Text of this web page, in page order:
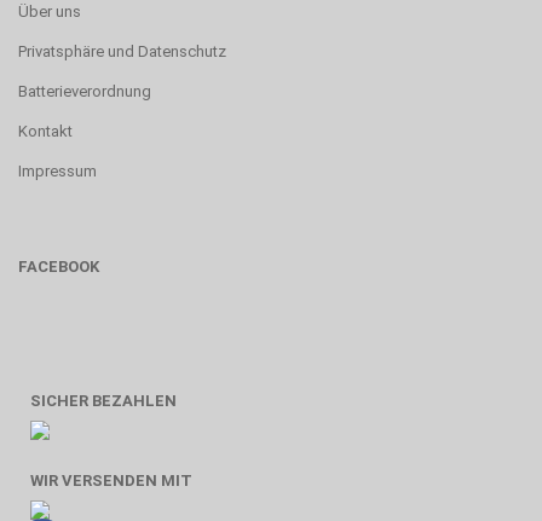
Über uns
Privatsphäre und Datenschutz
Batterieverordnung
Kontakt
Impressum
FACEBOOK
SICHER BEZAHLEN
WIR VERSENDEN MIT